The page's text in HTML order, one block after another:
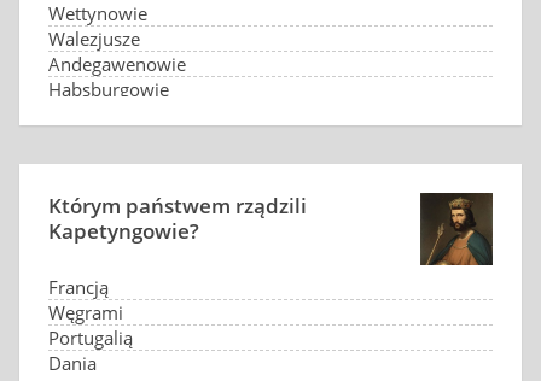
Wettynowie
Walezjusze
Andegawenowie
Habsburgowie
Którym państwem rządzili
Kapetyngowie?
Francją
Węgrami
Portugalią
Danią